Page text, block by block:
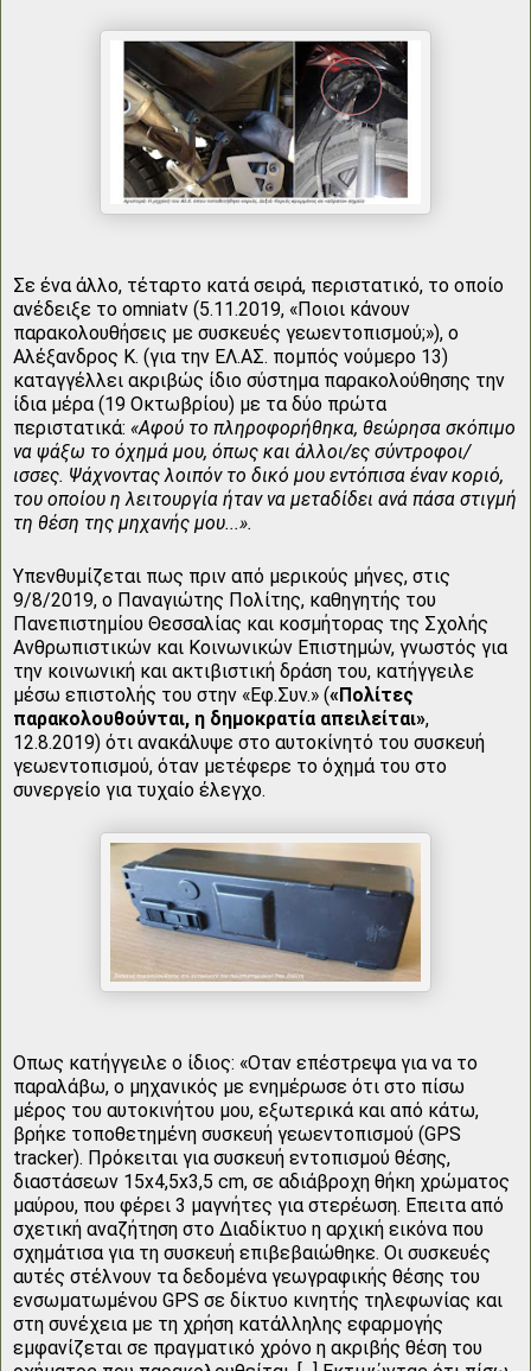
Σε ένα άλλο, τέταρτο κατά σειρά, περιστατικό, το οποίο
ανέδειξε το omniatv (5.11.2019, «Ποιοι κάνουν
παρακολουθήσεις με συσκευές γεωεντοπισμού;»), o
Αλέξανδρος Κ. (για την ΕΛ.ΑΣ. πομπός νούμερο 13)
καταγγέλλει ακριβώς ίδιο σύστημα παρακολούθησης την
ίδια μέρα (19 Οκτωβρίου) με τα δύο πρώτα
περιστατικά: «Αφού το πληροφορήθηκα, θεώρησα σκόπιμο
να ψάξω το όχημά μου, όπως και άλλοι/ες σύντροφοι/
ισσες. Ψάχνοντας λοιπόν το δικό μου εντόπισα έναν κοριό,
του οποίου η λειτουργία ήταν να μεταδίδει ανά πάσα στιγμή
τη θέση της μηχανής μου...».
Υπενθυμίζεται πως πριν από μερικούς μήνες, στις
9/8/2019, ο Παναγιώτης Πολίτης, καθηγητής του
Πανεπιστημίου Θεσσαλίας και κοσμήτορας της Σχολής
Ανθρωπιστικών και Κοινωνικών Επιστημών, γνωστός για
την κοινωνική και ακτιβιστική δράση του, κατήγγειλε
μέσω επιστολής του στην «Εφ.Συν.» («Πολίτες
παρακολουθούνται, η δημοκρατία απειλείται»,
12.8.2019) ότι ανακάλυψε στο αυτοκίνητό του συσκευή
γεωεντοπισμού, όταν μετέφερε το όχημά του στο
συνεργείο για τυχαίο έλεγχο.
Οπως κατήγγειλε ο ίδιος: «Οταν επέστρεψα για να το
παραλάβω, ο μηχανικός με ενημέρωσε ότι στο πίσω
μέρος του αυτοκινήτου μου, εξωτερικά και από κάτω,
βρήκε τοποθετημένη συσκευή γεωεντοπισμού (GPS
tracker). Πρόκειται για συσκευή εντοπισμού θέσης,
διαστάσεων 15x4,5x3,5 cm, σε αδιάβροχη θήκη χρώματος
μαύρου, που φέρει 3 μαγνήτες για στερέωση. Επειτα από
σχετική αναζήτηση στο Διαδίκτυο η αρχική εικόνα που
σχημάτισα για τη συσκευή επιβεβαιώθηκε. Οι συσκευές
αυτές στέλνουν τα δεδομένα γεωγραφικής θέσης του
ενσωματωμένου GPS σε δίκτυο κινητής τηλεφωνίας και
στη συνέχεια με τη χρήση κατάλληλης εφαρμογής
εμφανίζεται σε πραγματικό χρόνο η ακριβής θέση του